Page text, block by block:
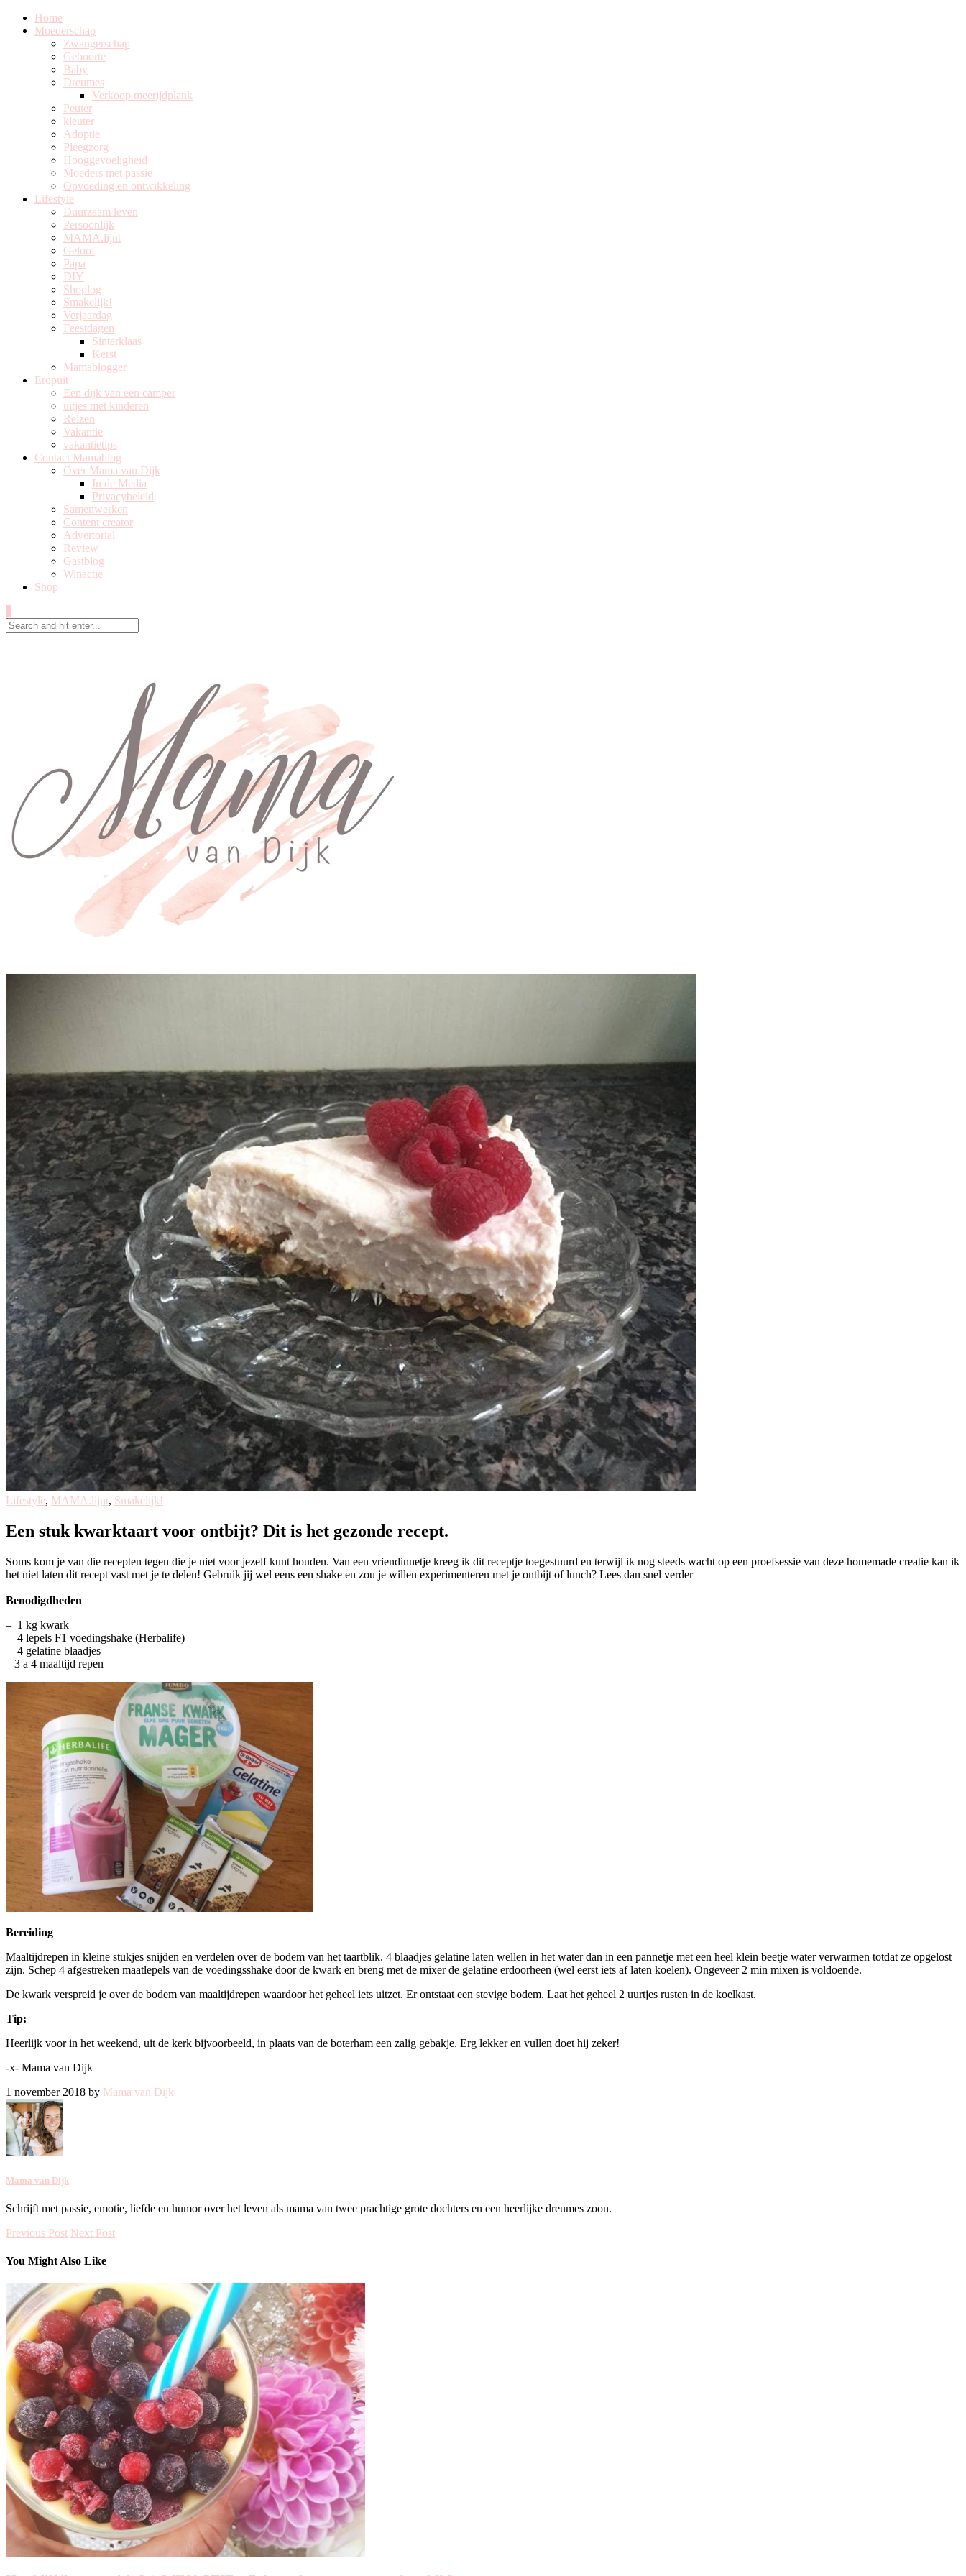
Home
Moederschap
Zwangerschap
Geboorte
Baby
Dreumes
Verkoop meerijdplank
Peuter
kleuter
Adoptie
Pleegzorg
Hooggevoeligheid
Moeders met passie
Opvoeding en ontwikkeling
Lifestyle
Duurzaam leven
Persoonlijk
MAMA.lijnt
Geloof
Papa
DIY
Shoplog
Smakelijk!
Verjaardag
Feestdagen
Sinterklaas
Kerst
Mamablogger
Eropuit
Een dijk van een camper
uitjes met kinderen
Reizen
Vakantie
vakantietips
Contact Mamablog
Over Mama van Dijk
In de Media
Privacybeleid
Samenwerken
Content creator
Advertorial
Review
Gastblog
Winactie
Shop
Lifestyle, MAMA.lijnt, Smakelijk!
Een stuk kwarktaart voor ontbijt? Dit is het gezonde recept.
Soms kom je van die recepten tegen die je niet voor jezelf kunt houden. Van een vriendinnetje kreeg ik dit receptje toegestuurd en terwijl ik nog steeds wacht op een proefsessie van deze homemade creatie kan ik
het niet laten dit recept vast met je te delen! Gebruik jij wel eens een shake en zou je willen experimenteren met je ontbijt of lunch? Lees dan snel verder
Benodigdheden
– 1 kg kwark
– 4 lepels F1 voedingshake (Herbalife)
– 4 gelatine blaadjes
– 3 a 4 maaltijd repen
Bereiding
Maaltijdrepen in kleine stukjes snijden en verdelen over de bodem van het taartblik. 4 blaadjes gelatine laten wellen in het water dan in een pannetje met een heel klein beetje water verwarmen totdat ze opgelost
zijn. Schep 4 afgestreken maatlepels van de voedingsshake door de kwark en breng met de mixer de gelatine erdoorheen (wel eerst iets af laten koelen). Ongeveer 2 min mixen is voldoende.
De kwark verspreid je over de bodem van maaltijdrepen waardoor het geheel iets uitzet. Er ontstaat een stevige bodem. Laat het geheel 2 uurtjes rusten in de koelkast.
Tip:
Heerlijk voor in het weekend, uit de kerk bijvoorbeeld, in plaats van de boterham een zalig gebakje. Erg lekker en vullen doet hij zeker!
-x- Mama van Dijk
1 november 2018 by Mama van Dijk
Mama van Dijk
Schrijft met passie, emotie, liefde en humor over het leven als mama van twee prachtige grote dochters en een heerlijke dreumes zoon.
Previous Post Next Post
You Might Also Like